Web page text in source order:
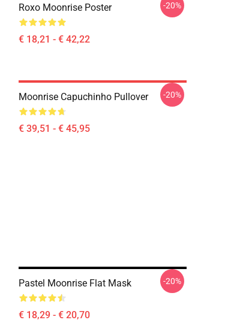
Roxo Moonrise Poster
€ 18,21 - € 42,22
-20%
Moonrise Capuchinho Pullover
€ 39,51 - € 45,95
-20%
Pastel Moonrise Flat Mask
€ 18,29 - € 20,70
-20%